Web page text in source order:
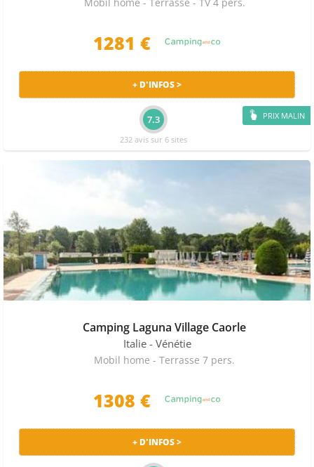
1281 €
PRIX MALIN
+ D'INFOS >
7.3
232 avis sur 6 sites
Camping Laguna Village Caorle
Italie - Vénétie
Mobil home - Terrasse 7 pers.
1308 €
+ D'INFOS >